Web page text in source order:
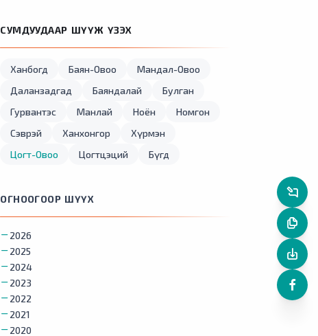
СУМДУУДААР ШҮҮЖ ҮЗЭХ
Ханбогд Баян-Овоо
Мандал-Овоо
Даланзадгад
Баяндалай
Булган
Гурвантэс
Манлай Ноён
Номгон
Сэврэй
Ханхонгор
Хүрмэн
Цогт-Овоо
Цогтцэций Бүгд
ОГНООГООР ШҮҮХ
2026
2025
2024
2023
2022
2021
2020